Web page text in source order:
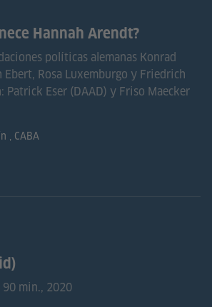
Hannah Arendt?
políticas alemanas Konrad
Ebert, Rosa Luxemburgo y Friedrich
Patrick Eser (DAAD) y Friso Maecker
, CABA
90 min., 2020